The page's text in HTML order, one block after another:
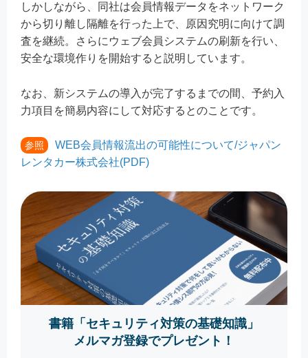
しかしながら、同社は会員情報データをネットワーク
から切り離し隔離を行った上で、原因究明に向けて調
査を継続。さらにウェブ会員システムの刷新を行い、
安全な環境作りを開始すると説明しています。
なお、新システムの導入が完了するまでの間、予約入
力項目を簡易内容にして対応するとのことです。
参照
WEB会員情報流出の可能性について/ジャパン
レンタカー株式会社(PDF)
書籍「セキュリティ対策の基礎知識」
メルマガ登録でプレゼント！